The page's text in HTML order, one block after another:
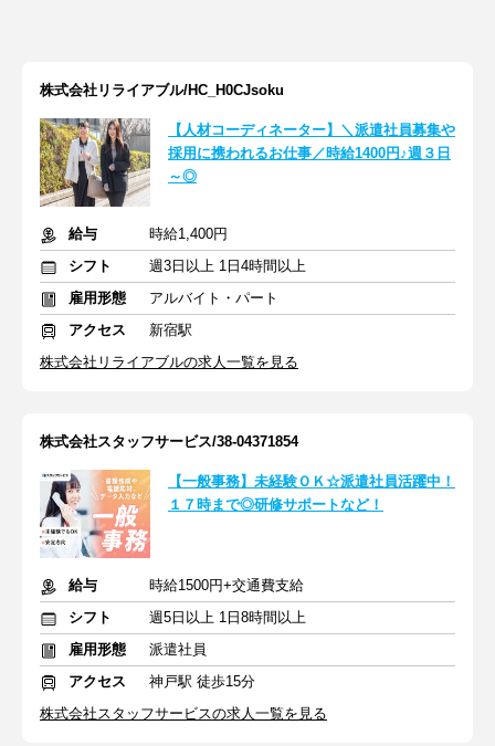
株式会社リライアブル/HC_H0CJsoku
【人材コーディネーター】＼派遣社員募集や
採用に携われるお仕事／時給1400円♪週３日
～◎
給与
時給1,400円
シフト
週3日以上 1日4時間以上
雇用形態
アルバイト・パート
アクセス
新宿駅
株式会社リライアブルの求人一覧を見る
株式会社スタッフサービス/38-04371854
【一般事務】未経験ＯＫ☆派遣社員活躍中！
１７時まで◎研修サポートなど！
給与
時給1500円+交通費支給
シフト
週5日以上 1日8時間以上
雇用形態
派遣社員
アクセス
神戸駅 徒歩15分
株式会社スタッフサービスの求人一覧を見る